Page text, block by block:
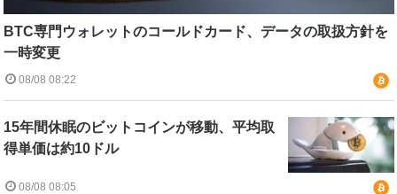
BTC専門ウォレットのコールドカード、データの取扱方針を
一時変更
08/08 08:22
15年間休眠のビットコインが移動、平均取
得単価は約10ドル
08/08 08:05